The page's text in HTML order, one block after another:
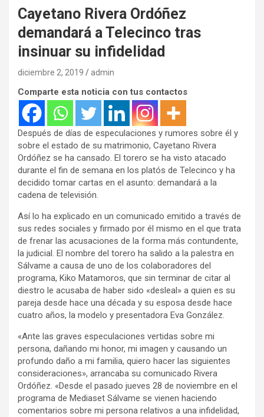
Cayetano Rivera Ordóñez
demandará a Telecinco tras
insinuar su infidelidad
diciembre 2, 2019 admin
Comparte esta noticia con tus contactos
Después de días de especulaciones y rumores sobre él y
sobre el estado de su matrimonio, Cayetano Rivera
Ordóñez se ha cansado. El torero se ha visto atacado
durante el fin de semana en los platós de Telecinco y ha
decidido tomar cartas en el asunto: demandará a la
cadena de televisión.
Así lo ha explicado en un comunicado emitido a través de
sus redes sociales y firmado por él mismo en el que trata
de frenar las acusaciones de la forma más contundente,
la judicial. El nombre del torero ha salido a la palestra en
Sálvame a causa de uno de los colaboradores del
programa, Kiko Matamoros, que sin terminar de citar al
diestro le acusaba de haber sido «desleal» a quien es su
pareja desde hace una década y su esposa desde hace
cuatro años, la modelo y presentadora Eva González.
«Ante las graves especulaciones vertidas sobre mi
persona, dañando mi honor, mi imagen y causando un
profundo daño a mi familia, quiero hacer las siguientes
consideraciones», arrancaba su comunicado Rivera
Ordóñez. «Desde el pasado jueves 28 de noviembre en el
programa de Mediaset Sálvame se vienen haciendo
comentarios sobre mi persona relativos a una infidelidad,